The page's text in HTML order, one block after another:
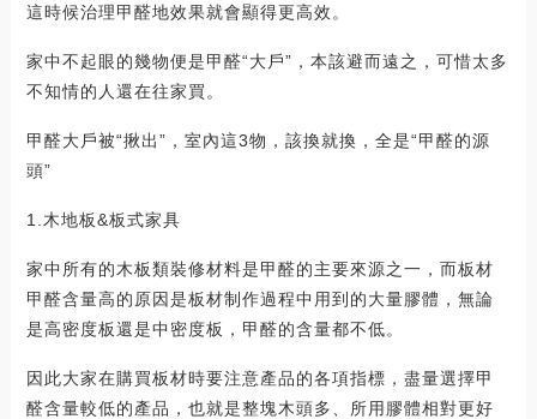
這時候治理甲醛地效果就會顯得更高效。
家中不起眼的幾物便是甲醛“大戶”，本該避而遠之，可惜太多
不知情的人還在往家買。
甲醛大戶被“揪出”，室內這3物，該換就換，全是“甲醛的源
頭”
1.木地板&板式家具
家中所有的木板類裝修材料是甲醛的主要來源之一，而板材
甲醛含量高的原因是板材制作過程中用到的大量膠體，無論
是高密度板還是中密度板，甲醛的含量都不低。
因此大家在購買板材時要注意產品的各項指標，盡量選擇甲
醛含量較低的產品，也就是整塊木頭多、所用膠體相對更好